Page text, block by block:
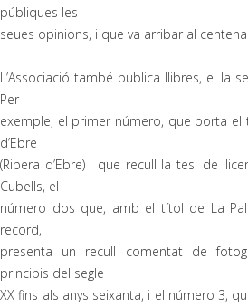
públiques les
seues opinions, i que va arribar al
L’Associació també publica llibres, el la
Per
exemple, el primer número, que porta el
d’Ebre
(Ribera d’Ebre) i que recull la tesi de
Cubells, el
número dos que, amb el títol de La
record,
presenta un recull comentat de
principis del segle
XX fins als anys seixanta, i el número 3,